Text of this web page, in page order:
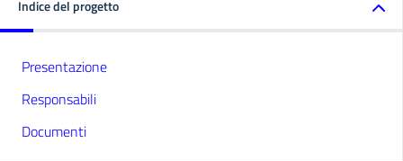
Indice del progetto
Presentazione
Responsabili
Documenti